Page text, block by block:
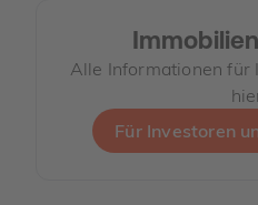
Alle Informationen für
Für Investoren